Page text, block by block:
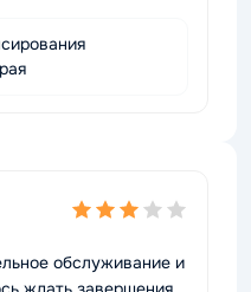
обслуживание и